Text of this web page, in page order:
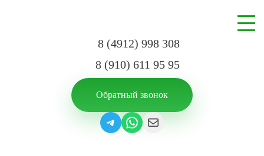
8 (4912) 998 308
8 (910) 611 95 95
Обратный звонок